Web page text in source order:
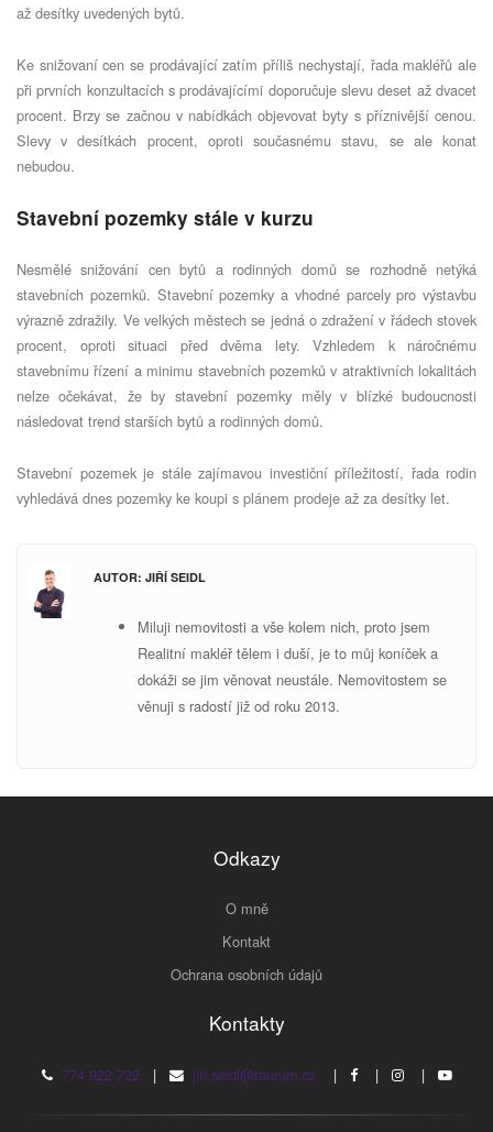
až desítky uvedených bytů.
Ke snižovaní cen se prodávající zatím příliš nechystají, řada makléřů ale
při prvních konzultacích s prodávajícími doporučuje slevu deset až dvacet
procent. Brzy se začnou v nabídkách objevovat byty s příznivější cenou.
Slevy v desítkách procent, oproti současnému stavu, se ale konat
nebudou.
Stavební pozemky stále v kurzu
Nesmělé snižování cen bytů a rodinných domů se rozhodně netýká
stavebních pozemků. Stavební pozemky a vhodné parcely pro výstavbu
výrazně zdražily. Ve velkých městech se jedná o zdražení v řádech stovek
procent, oproti situaci před dvěma lety. Vzhledem k náročnému
stavebnímu řízení a minimu stavebních pozemků v atraktivních lokalitách
nelze očekávat, že by stavební pozemky měly v blízké budoucnosti
následovat trend starších bytů a rodinných domů.
Stavební pozemek je stále zajímavou investiční příležitostí, řada rodin
vyhledává dnes pozemky ke koupi s plánem prodeje až za desítky let.
AUTOR: JIŘÍ SEIDL
Miluji nemovitosti a vše kolem nich, proto jsem
Realitní makléř tělem i duší, je to můj koníček a
dokáži se jim věnovat neustále. Nemovitostem se
věnuji s radostí již od roku 2013.
Odkazy
O mně
Kontakt
Ochrana osobních údajů
Kontakty
774 922 722| jiri.seidl@taurum.cz| | |